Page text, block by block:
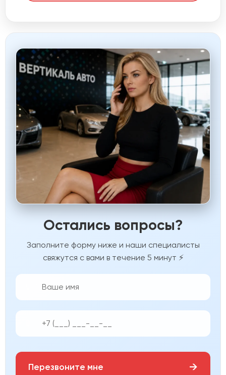
Остались вопросы?
Заполните форму ниже и наши специалисты
свяжутся с вами в течение 5 минут ⚡
Перезвоните мне →